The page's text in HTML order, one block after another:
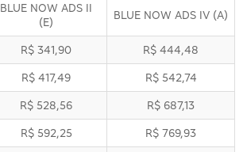
BLUE NOW ADS II
(E)
BLUE NOW ADS IV (A)
R$ 341,90 R$ 444,48
R$ 417,49 R$ 542,74
R$ 528,56 R$ 687,13
R$ 592,25 R$ 769,93